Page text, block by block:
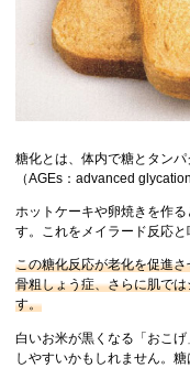
糖化とは、体内で糖とタン
（AGEs：advanced
ホットケーキや卵焼きを作
す。これをメイラード反応と
この糖化反応が老化を促進
骨粗しょう症、さらに肌で
す。
白いお米が黒くなる「おこ
しやすいかもしれません。